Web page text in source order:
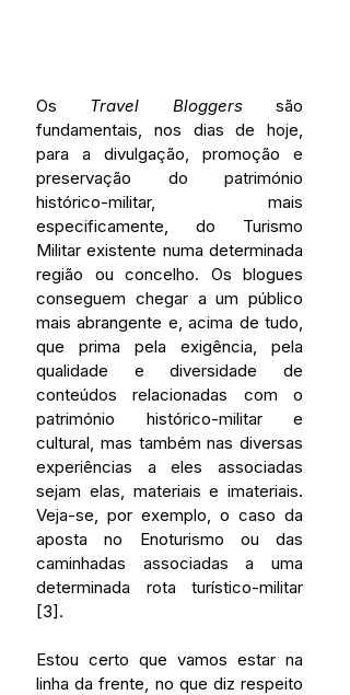
Os Travel Bloggers são
fundamentais, nos dias de hoje,
para a divulgação, promoção e
preservação do património
histórico-militar, mais
especificamente, do Turismo
Militar existente numa determinada
região ou concelho. Os blogues
conseguem chegar a um público
mais abrangente e, acima de tudo,
que prima pela exigência, pela
qualidade e diversidade de
conteúdos relacionadas com o
património histórico-militar e
cultural, mas também nas diversas
experiências a eles associadas
sejam elas, materiais e imateriais.
Veja-se, por exemplo, o caso da
aposta no Enoturismo ou das
caminhadas associadas a uma
determinada rota turístico-militar
[3].
Estou certo que vamos estar na
linha da frente, no que diz respeito